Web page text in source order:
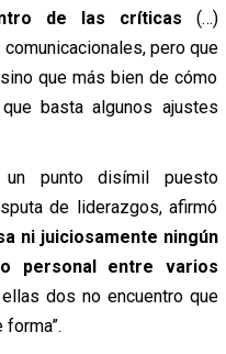
de las críticas (…)
pero que
que más bien de cómo
basta algunos ajustes
punto disímil puesto
de liderazgos, afirmó
ni juiciosamente ningún
personal entre varios
dos no encuentro que